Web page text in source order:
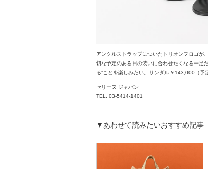
アンクルストラップについたトリオンフロゴが
切な予定のある日の装いに合わせたくなる一足
る”ことを楽しみたい。サンダル￥143,000（予
セリーヌ ジャパン
TEL. 03-5414-1401
▼あわせて読みたいおすすめ記事